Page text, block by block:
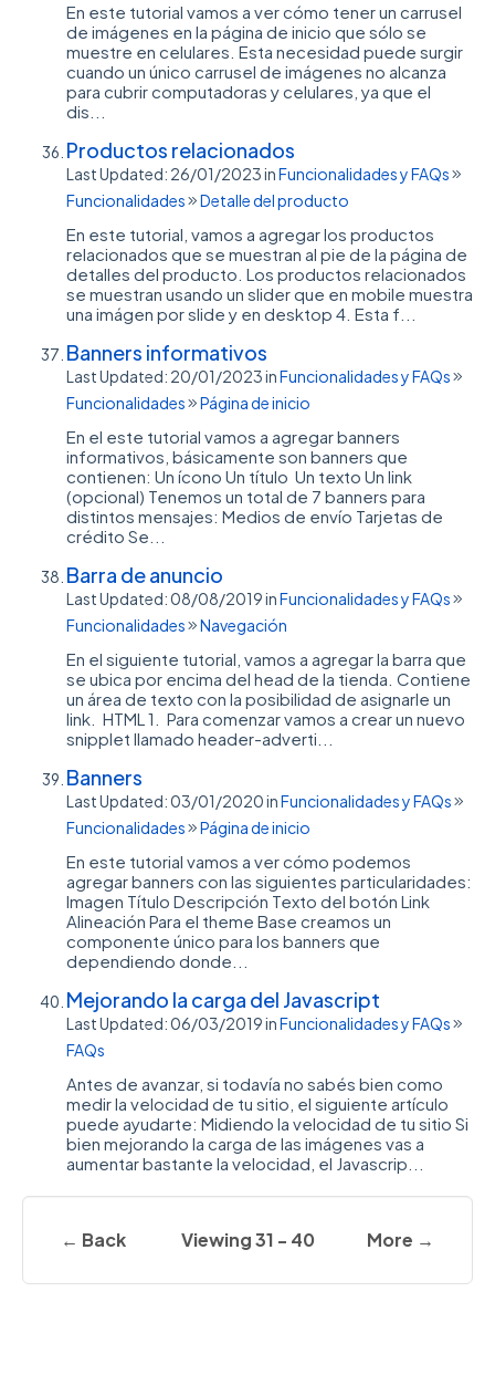
En este tutorial vamos a ver cómo tener un carrusel
de imágenes en la página de inicio que sólo se
muestre en celulares. Esta necesidad puede surgir
cuando un único carrusel de imágenes no alcanza
para cubrir computadoras y celulares, ya que el
dis...
Productos relacionados
Last Updated: 26/01/2023inFuncionalidades y FAQs
Funcionalidades
Detalle del producto
En este tutorial, vamos a agregar los productos
relacionados que se muestran al pie de la página de
detalles del producto. Los productos relacionados
se muestran usando un slider que en mobile muestra
una imágen por slide y en desktop 4. Esta f...
Banners informativos
Last Updated: 20/01/2023inFuncionalidades y FAQs
Funcionalidades
Página de inicio
En el este tutorial vamos a agregar banners
informativos, básicamente son banners que
contienen: Un ícono Un título Un texto Un link
(opcional) Tenemos un total de 7 banners para
distintos mensajes: Medios de envío Tarjetas de
crédito Se...
Barra de anuncio
Last Updated: 08/08/2019inFuncionalidades y FAQs
Funcionalidades
Navegación
En el siguiente tutorial, vamos a agregar la barra que
se ubica por encima del head de la tienda. Contiene
un área de texto con la posibilidad de asignarle un
link. HTML 1. Para comenzar vamos a crear un nuevo
snipplet llamado header-adverti...
Banners
Last Updated: 03/01/2020inFuncionalidades y FAQs
Funcionalidades
Página de inicio
En este tutorial vamos a ver cómo podemos
agregar banners con las siguientes particularidades:
Imagen Título Descripción Texto del botón Link
Alineación Para el theme Base creamos un
componente único para los banners que
dependiendo donde...
Mejorando la carga del Javascript
Last Updated: 06/03/2019inFuncionalidades y FAQs
FAQs
Antes de avanzar, si todavía no sabés bien como
medir la velocidad de tu sitio, el siguiente artículo
puede ayudarte: Midiendo la velocidad de tu sitio Si
bien mejorando la carga de las imágenes vas a
aumentar bastante la velocidad, el Javascrip...
← Back Viewing 31 - 40 More →